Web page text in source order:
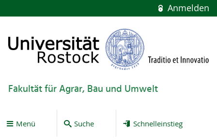
Anmelden
Fakultät für Agrar, Bau und Umwelt
Menü Suche Schnelleinstieg